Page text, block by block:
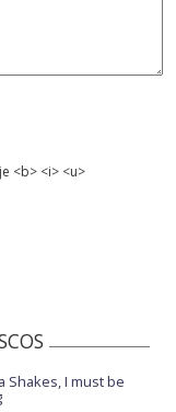
<b> <i> <u>
Shakes, I must be